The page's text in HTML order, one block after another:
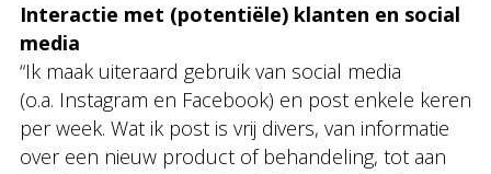
Interactie met (potentiële) klanten en social
media
“Ik maak uiteraard gebruik van social media
(o.a. Instagram en Facebook) en post enkele keren
per week. Wat ik post is vrij divers, van informatie
over een nieuw product of behandeling, tot aan